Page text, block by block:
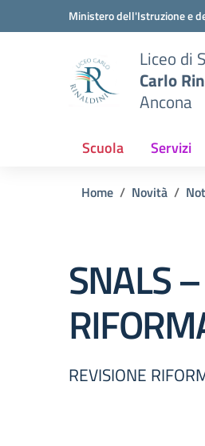
Vai ai contenuti
Vai al menu di navigazione
Ministero dell'Istruzione e
Liceo di
Carlo
Ancona
Scuola Servizi
Home Novità
SNALS
REVISIONE